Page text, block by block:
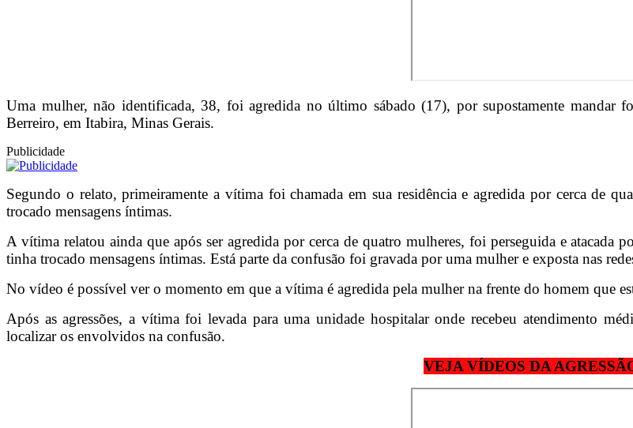
Uma mulher, não identificada, 38, foi agredida no último sábado (17), por supostamente mandar
Berreiro, em Itabira, Minas Gerais.
Publicidade
Segundo o relato, primeiramente a vítima foi chamada em sua residência e agredida por cerca de
trocado mensagens íntimas.
A vítima relatou ainda que após ser agredida por cerca de quatro mulheres, foi perseguida e atacada
tinha trocado mensagens íntimas. Está parte da confusão foi gravada por uma mulher e exposta nas
No vídeo é possível ver o momento em que a vítima é agredida pela mulher na frente do homem que
Após as agressões, a vítima foi levada para uma unidade hospitalar onde recebeu atendimento
localizar os envolvidos na confusão.
VEJA VÍDEOS DA